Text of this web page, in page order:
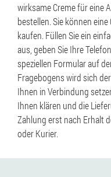
wirksame Creme für eine
bestellen. Sie können
kaufen. Füllen Sie ein
aus, geben Sie Ihre
speziellen Formular auf
Fragebogens wird sich
Ihnen in Verbindung
Ihnen klären und die
Zahlung erst nach Erhalt
oder Kurier.